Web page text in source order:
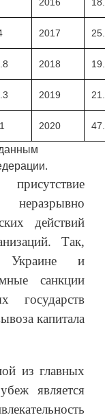
2016
2017
2018
2019
2020
действий
Так,
Украине и
санкции
государств
капитала
из главных
является